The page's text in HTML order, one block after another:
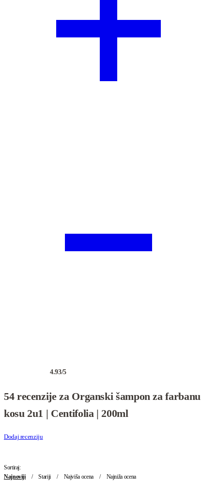
4.93/5
54 recenzije za Organski šampon za farbanu
kosu 2u1 | Centifolia | 200ml
Dodaj recenziju
Sortiraj:
Najnoviji
Stariji Najviša ocena Najniža ocena